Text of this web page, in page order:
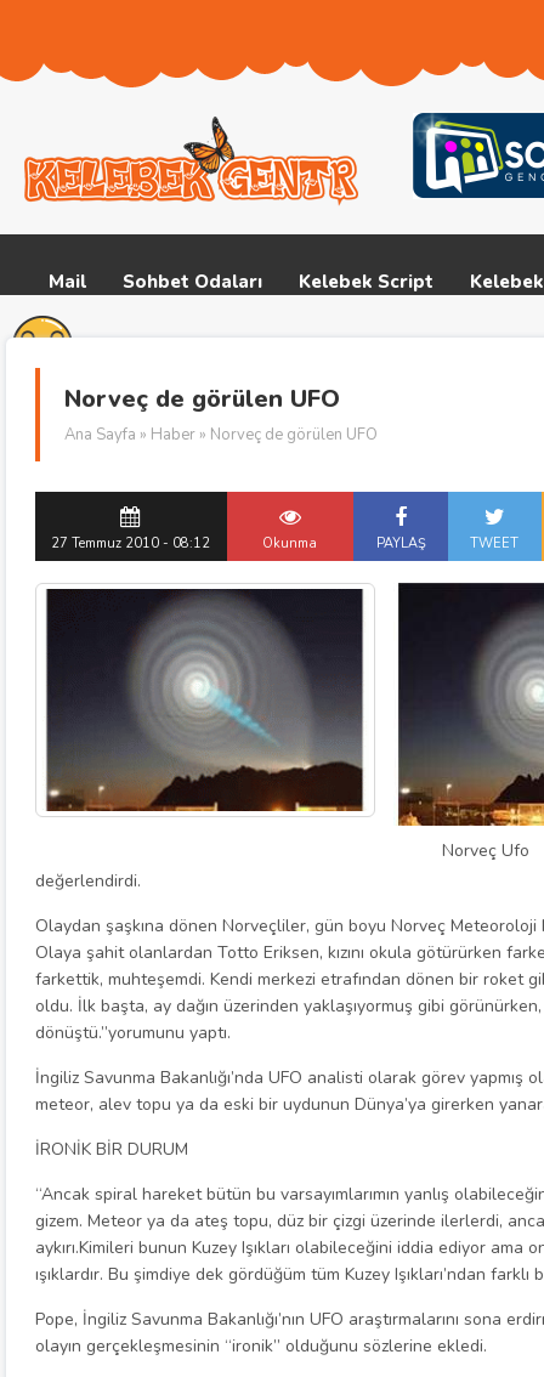
Mail Sohbet Odaları Kelebek Script
Norveç de görülen UFO
Ana Sayfa » Haber » Norveç de görülen UFO
27 Temmuz 2010 - 08:12 Okunma PAYLAŞ TWEET
Norveç Ufo
değerlendirdi.
Olaydan şaşkına dönen Norveçliler, gün boyu Norveç
Olaya şahit olanlardan Totto Eriksen, kızını okula götürürken
farkettik, muhteşemdi. Kendi merkezi etrafından dönen bir roket
oldu. İlk başta, ay dağın üzerinden yaklaşıyormuş gibi
dönüştü.”yorumunu yaptı.
İngiliz Savunma Bakanlığı’nda UFO analisti olarak görev
meteor, alev topu ya da eski bir uydunun Dünya’ya girerken
İRONİK BİR DURUM
“Ancak spiral hareket bütün bu varsayımlarımın yanlış
gizem. Meteor ya da ateş topu, düz bir çizgi üzerinde ilerlerdi,
aykırı.Kimileri bunun Kuzey Işıkları olabileceğini iddia ediyor
ışıklardır. Bu şimdiye dek gördüğüm tüm Kuzey Işıkları’ndan farklı
Pope, İngiliz Savunma Bakanlığı’nın UFO araştırmalarını sona
olayın gerçekleşmesinin “ironik” olduğunu sözlerine ekledi.